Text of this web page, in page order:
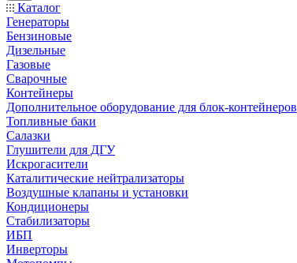
Каталог
Генераторы
Бензиновые
Дизельные
Газовые
Сварочные
Контейнеры
Дополнительное оборудование для блок-контейнеров
Топливные баки
Салазки
Глушители для ДГУ
Искрогасители
Каталитические нейтрализаторы
Воздушные клапаны и установки
Кондиционеры
Стабилизаторы
ИБП
Инверторы